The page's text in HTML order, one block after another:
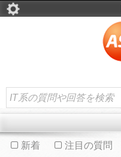
新着 注目の質問